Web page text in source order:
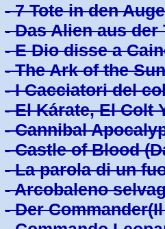
- 7 Tote in den
- Das Alien aus
- E Dio disse a
- The Ark of the
- I Cacciatori del
- El Kárate, El Colt
- Cannibal
- Castle of Blood
- La parola di un
- Arcobaleno
- Der